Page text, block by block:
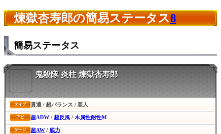
煉獄杏寿郎の簡易ステータス8
簡易ステータス
鬼殺隊 炎柱 煉獄杏寿郎
タイプ 貫通 / 超バランス / 亜人
アビ 超ADW / 超反風 / 木属性耐性M
ゲージ 超AW / 底力